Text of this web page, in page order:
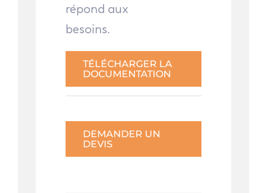
répond aux
besoins.
TÉLÉCHARGER LA
DOCUMENTATION
DEMANDER UN
DEVIS